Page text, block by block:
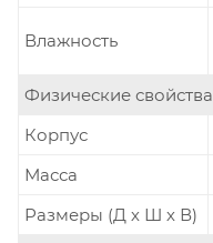
Влажность
Физические свойства
Корпус
Масса
Размеры (Д х Ш х В)